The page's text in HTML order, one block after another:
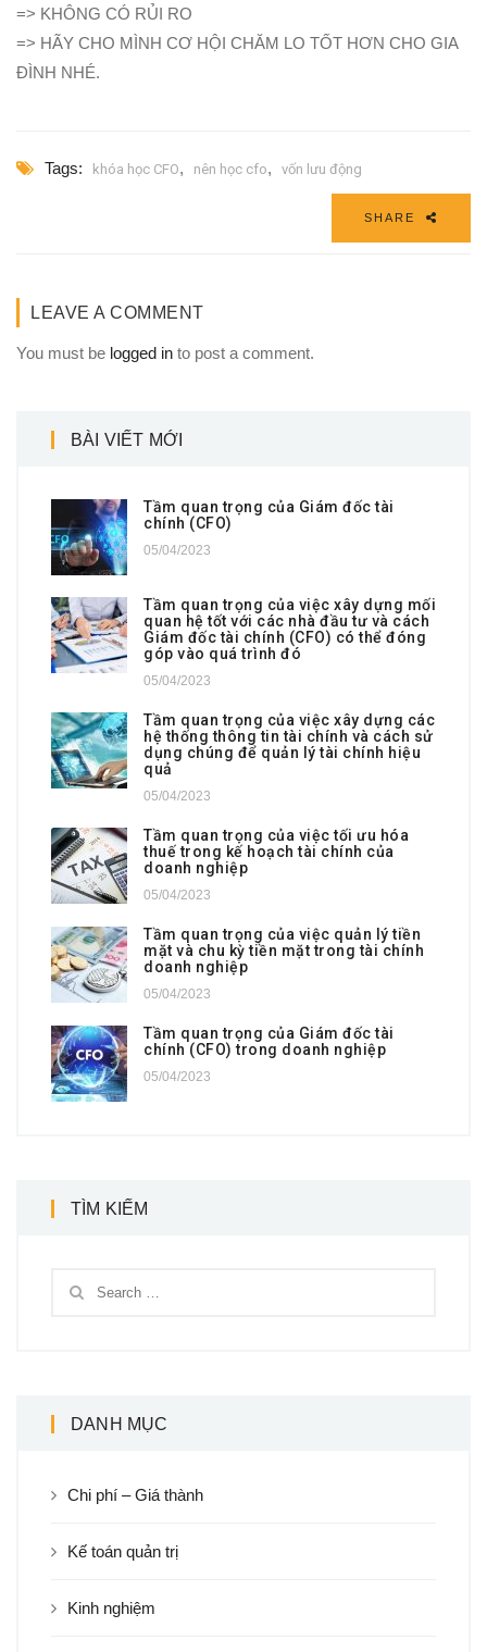
=> KHÔNG CÓ RỦI RO
=> HÃY CHO MÌNH CƠ HỘI CHĂM LO TỐT HƠN CHO GIA
ĐÌNH NHÉ.
Tags: khóa học CFO, nên học cfo, vốn lưu động
SHARE
LEAVE A COMMENT
You must be logged in to post a comment.
BÀI VIẾT MỚI
Tầm quan trọng của Giám đốc tài
chính (CFO)
05/04/2023
Tầm quan trọng của việc xây dựng mối
quan hệ tốt với các nhà đầu tư và cách
Giám đốc tài chính (CFO) có thể đóng
góp vào quá trình đó
05/04/2023
Tầm quan trọng của việc xây dựng các
hệ thống thông tin tài chính và cách sử
dụng chúng để quản lý tài chính hiệu
quả
05/04/2023
Tầm quan trọng của việc tối ưu hóa
thuế trong kế hoạch tài chính của
doanh nghiệp
05/04/2023
Tầm quan trọng của việc quản lý tiền
mặt và chu kỳ tiền mặt trong tài chính
doanh nghiệp
05/04/2023
Tầm quan trọng của Giám đốc tài
chính (CFO) trong doanh nghiệp
05/04/2023
TÌM KIẾM
DANH MỤC
Chi phí – Giá thành
Kế toán quản trị
Kinh nghiệm